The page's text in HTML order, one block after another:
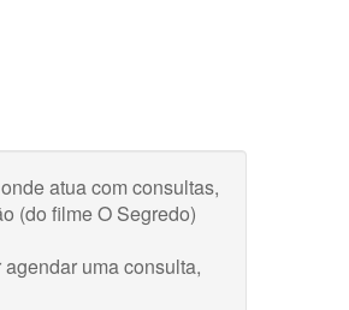
atua com consultas,
(do filme O Segredo)
uma consulta,